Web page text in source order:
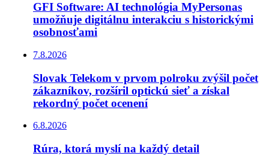
GFI Software: AI technológia MyPersonas
umožňuje digitálnu interakciu s historickými
osobnosťami
7.8.2026
Slovak Telekom v prvom polroku zvýšil počet
zákazníkov, rozšíril optickú sieť a získal
rekordný počet ocenení
6.8.2026
Rúra, ktorá myslí na každý detail